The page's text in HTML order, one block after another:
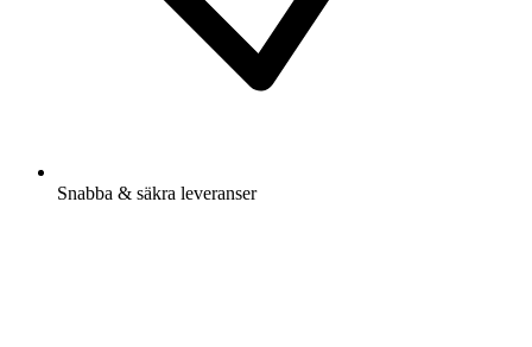
Snabba & säkra leveranser